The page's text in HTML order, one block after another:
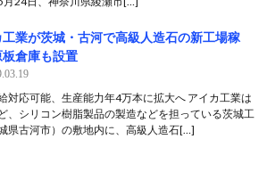
工業が茨城・古河で高級人造石の新工場稼
倉庫も設置
対応可能、生産能力年4万本に拡大へ アイカ工業は
、シリコン樹脂製品の製造などを担っている茨城工
県古河市）の敷地内に、高級人造石[…]